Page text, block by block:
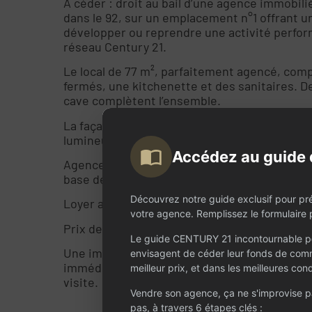
dans le 92, sur un emplacement n°1
développer ou reprendre une activité
réseau Century 21.
Le local de 77 m², parfaitement agencé,
fermés, une kitchenette et des sanitaires.
cave complètent l’ensemble.
La façade moderne dispose de 4 vitrines
lumineux et une avec grand écran TV pour
Agence vendue clé en main avec mobilier,
base de données incluant le stock de
Loyer annuel : 42 000 € + 180 € de charges
Prix de cession : 70 000 € FAI à la charge de
Une implantation stratégique dans un
immédiatement opérationnelle. Contactez-
visite.
Accédez au guide
Découvrez notre guide exclusif pour
votre agence. Remplissez le
Le guide CENTURY 21 incontournable
envisagent de céder leur fonds de
meilleur prix, et dans les meilleures
Vendre son agence, ça ne s'improvise
pas, à travers 6 étapes clés :